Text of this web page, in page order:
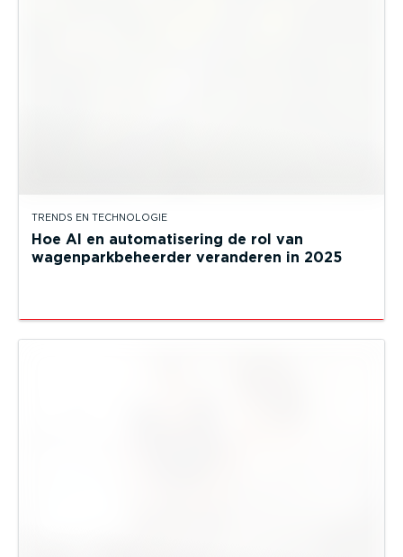
TRENDS EN TECHNOLOGIE
Hoe AI en automatisering de rol van
wagenparkbeheerder veranderen in 2025